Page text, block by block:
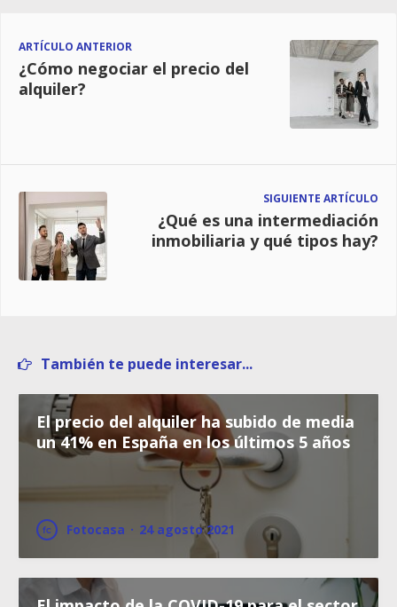
ARTÍCULO ANTERIOR
¿Cómo negociar el precio del
alquiler?
SIGUIENTE ARTÍCULO
¿Qué es una intermediación
inmobiliaria y qué tipos hay?
También te puede interesar...
El precio del alquiler ha subido de media
un 41% en España en los últimos 5 años
Fotocasa · 24 agosto 2021